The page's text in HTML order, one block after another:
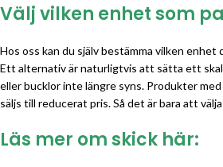
Välj vilken enhet som
Hos oss kan du själv bestämma vilken enhet
Ett alternativ är naturligtvis att sätta ett
eller bucklor inte längre syns. Produkter med
säljs till reducerat pris. Så det är bara att
Läs mer om skick här: